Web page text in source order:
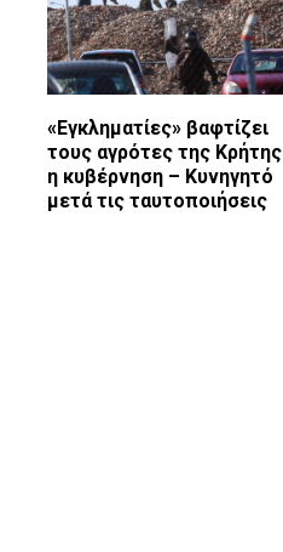
«Εγκληματίες» βαφτίζει
τους αγρότες της Κρήτης
η κυβέρνηση – Κυνηγητό
μετά τις ταυτοποιήσεις